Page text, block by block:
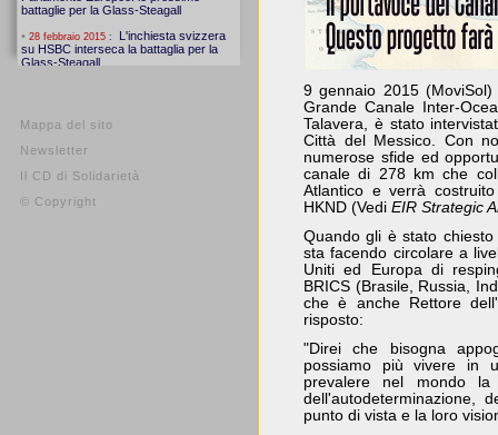
Mappa del sito
Newsletter
Il CD di Solidarietà
© Copyright
9 gennaio 2015
Grande Canale Inter-
Talavera, è stato
Città del Messico. Con
numerose sfide ed
canale di 278 km che
Atlantico e verrà
HKND (Vedi EIR Strategic
Quando gli è stato
sta facendo circolare a
Uniti ed Europa di
BRICS (Brasile, Russia,
che è anche Rettore
risposto:
"Direi che bisogna
possiamo più vivere in
prevalere nel mondo
dell'autodeterminazione,
punto di vista e la loro